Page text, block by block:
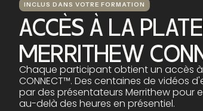
INCLUS DANS VOTRE FORMATION
ACCÈS À LA
MERRITHEW
Chaque participant obtient un accès à
CONNECT™. Des centaines de vidéos
par des présentateurs Merrithew pour
au-delà des heures en présentiel.